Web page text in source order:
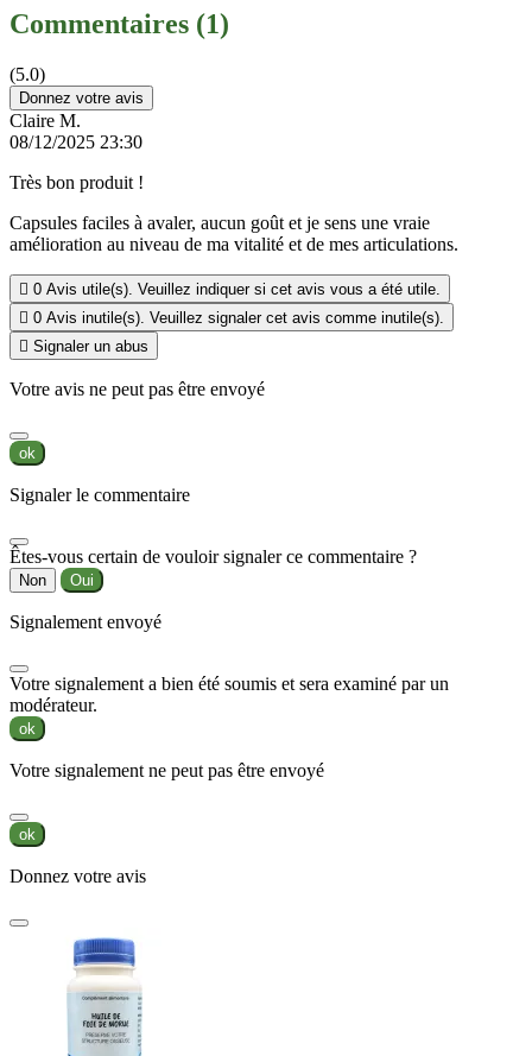
Commentaires (1)
(5.0)
Donnez votre avis
Claire M.
08/12/2025 23:30
Très bon produit !
Capsules faciles à avaler, aucun goût et je sens une vraie
amélioration au niveau de ma vitalité et de mes articulations.
 0 Avis utile(s). Veuillez indiquer si cet avis vous a été utile.
 0 Avis inutile(s). Veuillez signaler cet avis comme inutile(s).
 Signaler un abus
Votre avis ne peut pas être envoyé
ok
Signaler le commentaire
Êtes-vous certain de vouloir signaler ce commentaire ?
Non Oui
Signalement envoyé
Votre signalement a bien été soumis et sera examiné par un
modérateur.
ok
Votre signalement ne peut pas être envoyé
ok
Donnez votre avis